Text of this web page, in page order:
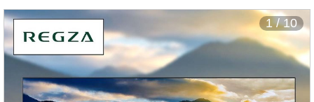
1 / 10